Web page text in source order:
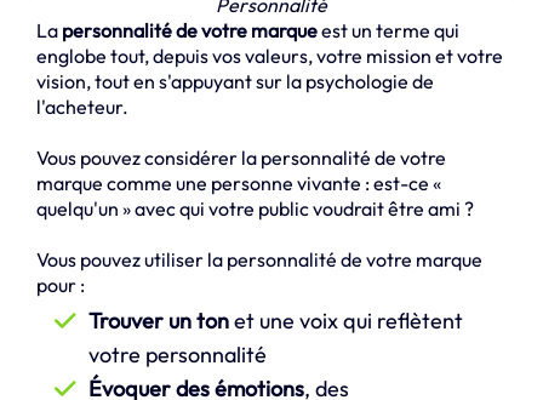
La personnalité de votre marqueest un terme qui
englobe tout, depuis vos valeurs, votre mission et votre
vision, tout en s'appuyant sur la psychologie de
l'acheteur.
Vous pouvez considérer la personnalité de votre
marque comme une personne vivante : est-ce «
quelqu'un » avec qui votre public voudrait être ami ?
Vous pouvez utiliser la personnalité de votre marque
pour :
Trouver un tonet une voix qui reflètent
votre personnalité
Évoquer des émotions, des